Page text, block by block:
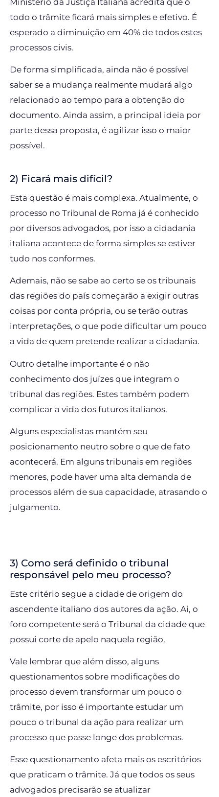
todo o trâmite ficará mais simples e efetivo. É
esperado a diminuição em 40% de todos estes
processos civis.
De forma simplificada, ainda não é possível
saber se a mudança realmente mudará algo
relacionado ao tempo para a obtenção do
documento. Ainda assim, a principal ideia por
parte dessa proposta, é agilizar isso o maior
possível.
2) Ficará mais difícil?
Esta questão é mais complexa. Atualmente, o
processo no Tribunal de Roma já é conhecido
por diversos advogados, por isso a cidadania
italiana acontece de forma simples se estiver
tudo nos conformes.
Ademais, não se sabe ao certo se os tribunais
das regiões do país começarão a exigir outras
coisas por conta própria, ou se terão outras
interpretações, o que pode dificultar um pouco
a vida de quem pretende realizar a cidadania.
Outro detalhe importante é o não
conhecimento dos juízes que integram o
tribunal das regiões. Estes também podem
complicar a vida dos futuros italianos.
Alguns especialistas mantém seu
posicionamento neutro sobre o que de fato
acontecerá. Em alguns tribunais em regiões
menores, pode haver uma alta demanda de
processos além de sua capacidade, atrasando o
julgamento.
3) Como será definido o tribunal
responsável pelo meu processo?
Este critério segue a cidade de origem do
ascendente italiano dos autores da ação. Ai, o
foro competente será o Tribunal da cidade que
possui corte de apelo naquela região.
Vale lembrar que além disso, alguns
questionamentos sobre modificações do
processo devem transformar um pouco o
trâmite, por isso é importante estudar um
pouco o tribunal da ação para realizar um
processo que passe longe dos problemas.
Esse questionamento afeta mais os escritórios
que praticam o trâmite. Já que todos os seus
advogados precisarão se atualizar